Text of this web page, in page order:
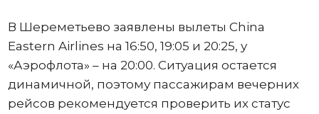
В Шереметьево заявлены вылеты China
Eastern Airlines на 16:50, 19:05 и 20:25, у
«Аэрофлота» – на 20:00. Ситуация остается
динамичной, поэтому пассажирам вечерних
рейсов рекомендуется проверить их статус